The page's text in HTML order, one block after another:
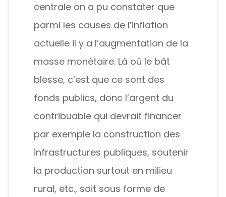
centrale on a pu constater que
parmi les causes de l’inflation
actuelle il y a l’augmentation de la
masse monétaire. Là où le bât
blesse, c’est que ce sont des
fonds publics, donc l’argent du
contribuable qui devrait financer
par exemple la construction des
infrastructures publiques, soutenir
la production surtout en milieu
rural, etc., soit sous forme de